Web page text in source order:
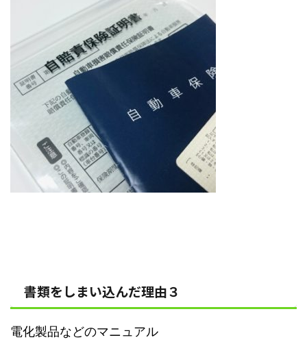
書類をしまい込んだ理由３
電化製品などのマニュアル